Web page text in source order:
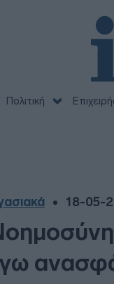
Πολιτική
18-05-